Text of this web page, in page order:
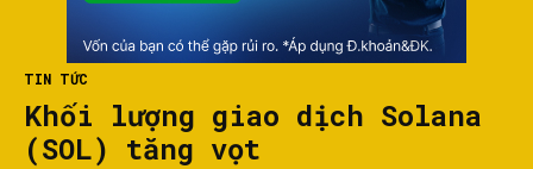
TIN TỨC
Khối lượng giao dịch Solana
(SOL) tăng vọt